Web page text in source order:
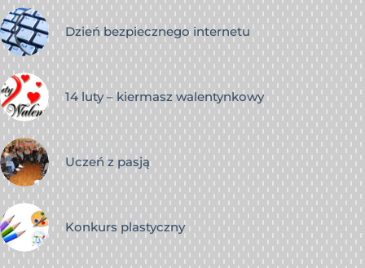
Dzień bezpiecznego internetu
14 luty – kiermasz walentynkowy
Uczeń z pasją
Konkurs plastyczny